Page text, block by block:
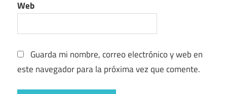
Web
Guarda mi nombre, correo electrónico y web en
este navegador para la próxima vez que comente.